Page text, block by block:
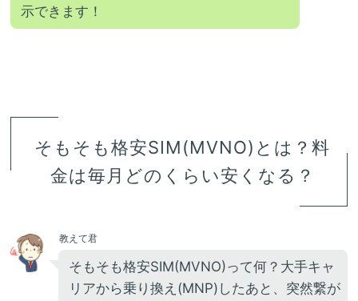
示できます！
そもそも格安SIM(MVNO)とは？料
金は毎月どのくらい安くなる？
教えて君
そもそも格安SIM(MVNO)って何？大手キャ
リアから乗り換え(MNP)したあと、突然繋が